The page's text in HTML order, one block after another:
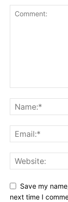
Save my
next time I